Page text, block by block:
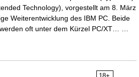
Technology), vorgestellt am 8. März
Weiterentwicklung des IBM PC. Beide
oft unter dem Kürzel PC/XT… …